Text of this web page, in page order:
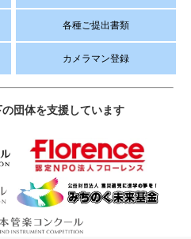
各種ご提出書類
カメラマン登録
団体を支援しています